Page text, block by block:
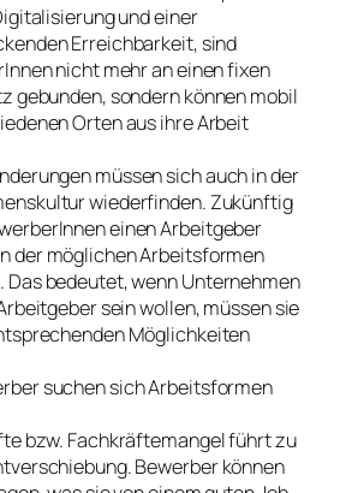
und einer
Erreichbarkeit, sind
nicht mehr an einen fixen
gebunden, sondern können mobil
Orten aus ihre Arbeit
müssen sich auch in der
wiederfinden. Zukünftig
einen Arbeitgeber
der möglichen Arbeitsformen
Das bedeutet, wenn Unternehmen
sein wollen, müssen sie
Möglichkeiten
suchen sich Arbeitsformen
bzw. Fachkräftemangel führt zu
Bewerber können